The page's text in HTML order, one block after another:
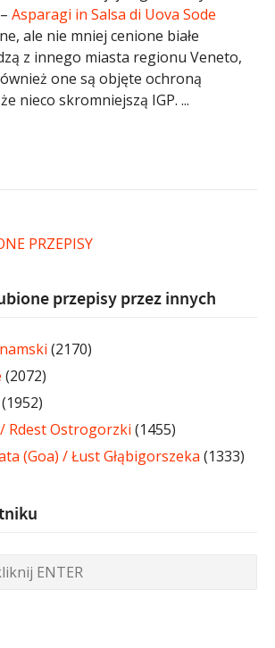
– Asparagi in Salsa di Uova Sode
ale nie mniej cenione białe
z innego miasta regionu Veneto,
one są objęte ochroną
nieco skromniejszą IGP. ...
PRZEPISY
przepisy przez innych
(2170)
(2072)
(1952)
Rdest Ostrogorzki (1455)
(Goa) / Łust Głąbigorszeka (1333)